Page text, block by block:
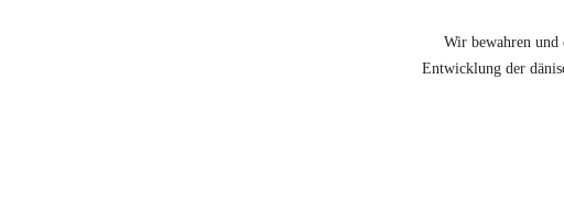
Wir bewahren und
Entwicklung der